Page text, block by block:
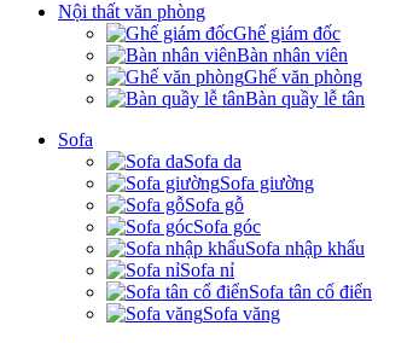
Nội thất văn phòng
Ghế giám đốc
Bàn nhân viên
Ghế văn phòng
Bàn quầy lễ tân
Sofa
Sofa da
Sofa giường
Sofa gỗ
Sofa góc
Sofa nhập khẩu
Sofa nỉ
Sofa tân cổ điển
Sofa văng